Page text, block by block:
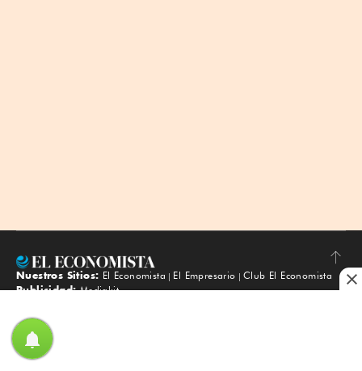
Subir
Nuestros Sitios: El Economista El Empresario
Club El Economista
Publicidad:Mediakit
Contacto
Una empresa de Nacer Global
Trabaja con nosotros